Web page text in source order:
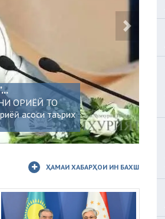
ОРИЁӢ ТО
асоси таърих
ҲАМАИ ХАБАРҲОИ ИН БАХШ